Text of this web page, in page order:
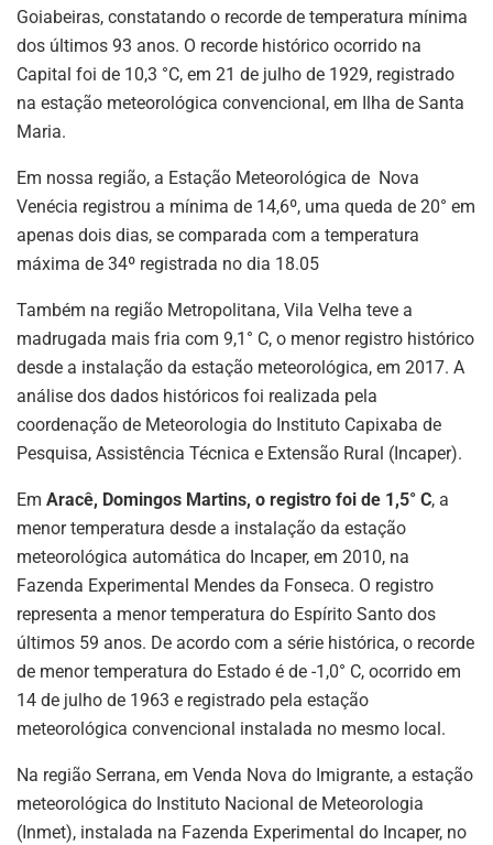
Goiabeiras, constatando o recorde de temperatura mínima
dos últimos 93 anos. O recorde histórico ocorrido na
Capital foi de 10,3 °C, em 21 de julho de 1929, registrado
na estação meteorológica convencional, em Ilha de Santa
Maria.
Em nossa região, a Estação Meteorológica de Nova
Venécia registrou a mínima de 14,6º, uma queda de 20° em
apenas dois dias, se comparada com a temperatura
máxima de 34º registrada no dia 18.05
Também na região Metropolitana, Vila Velha teve a
madrugada mais fria com 9,1° C, o menor registro histórico
desde a instalação da estação meteorológica, em 2017. A
análise dos dados históricos foi realizada pela
coordenação de Meteorologia do Instituto Capixaba de
Pesquisa, Assistência Técnica e Extensão Rural (Incaper).
Em Aracê, Domingos Martins, o registro foi de 1,5° C, a
menor temperatura desde a instalação da estação
meteorológica automática do Incaper, em 2010, na
Fazenda Experimental Mendes da Fonseca. O registro
representa a menor temperatura do Espírito Santo dos
últimos 59 anos. De acordo com a série histórica, o recorde
de menor temperatura do Estado é de -1,0° C, ocorrido em
14 de julho de 1963 e registrado pela estação
meteorológica convencional instalada no mesmo local.
Na região Serrana, em Venda Nova do Imigrante, a estação
meteorológica do Instituto Nacional de Meteorologia
(Inmet), instalada na Fazenda Experimental do Incaper, no